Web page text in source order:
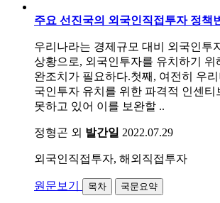
주요 선진국의 외국인직접투자 정책
우리나라는 경제규모 대비 외국인투
상황으로, 외국인투자를 유치하기 위
완조치가 필요하다.첫째, 여전히 우
국인투자 유치를 위한 파격적 인센티
못하고 있어 이를 보완할 ..
정형곤 외 발간일 2022.07.29
외국인직접투자, 해외직접투자
원문보기 목차 국문요약